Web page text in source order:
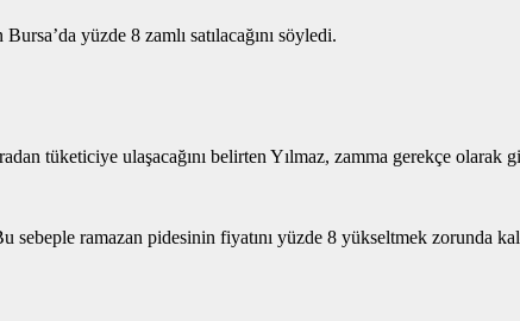
yüzde 8 zamlı satılacağını söyledi.
tüketiciye ulaşacağını belirten Yılmaz, zamma gerekçe olarak
sebeple ramazan pidesinin fiyatını yüzde 8 yükseltmek zorunda